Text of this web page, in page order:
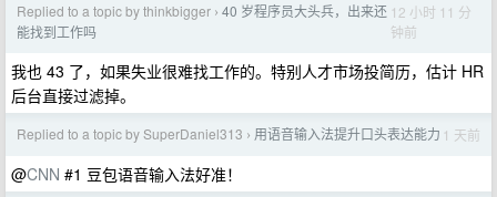
Replied to a topic by thinkbigger › 40 岁程序员大头兵，出来还
能找到工作吗
12 小时 11 分
钟前
我也 43 了，如果失业很难找工作的。特别人才市场投简历，估计 HR
后台直接过滤掉。
Replied to a topic by SuperDaniel313 › 用语音输入法提升口头表达能力 1 天前
@CNN #1 豆包语音输入法好准！